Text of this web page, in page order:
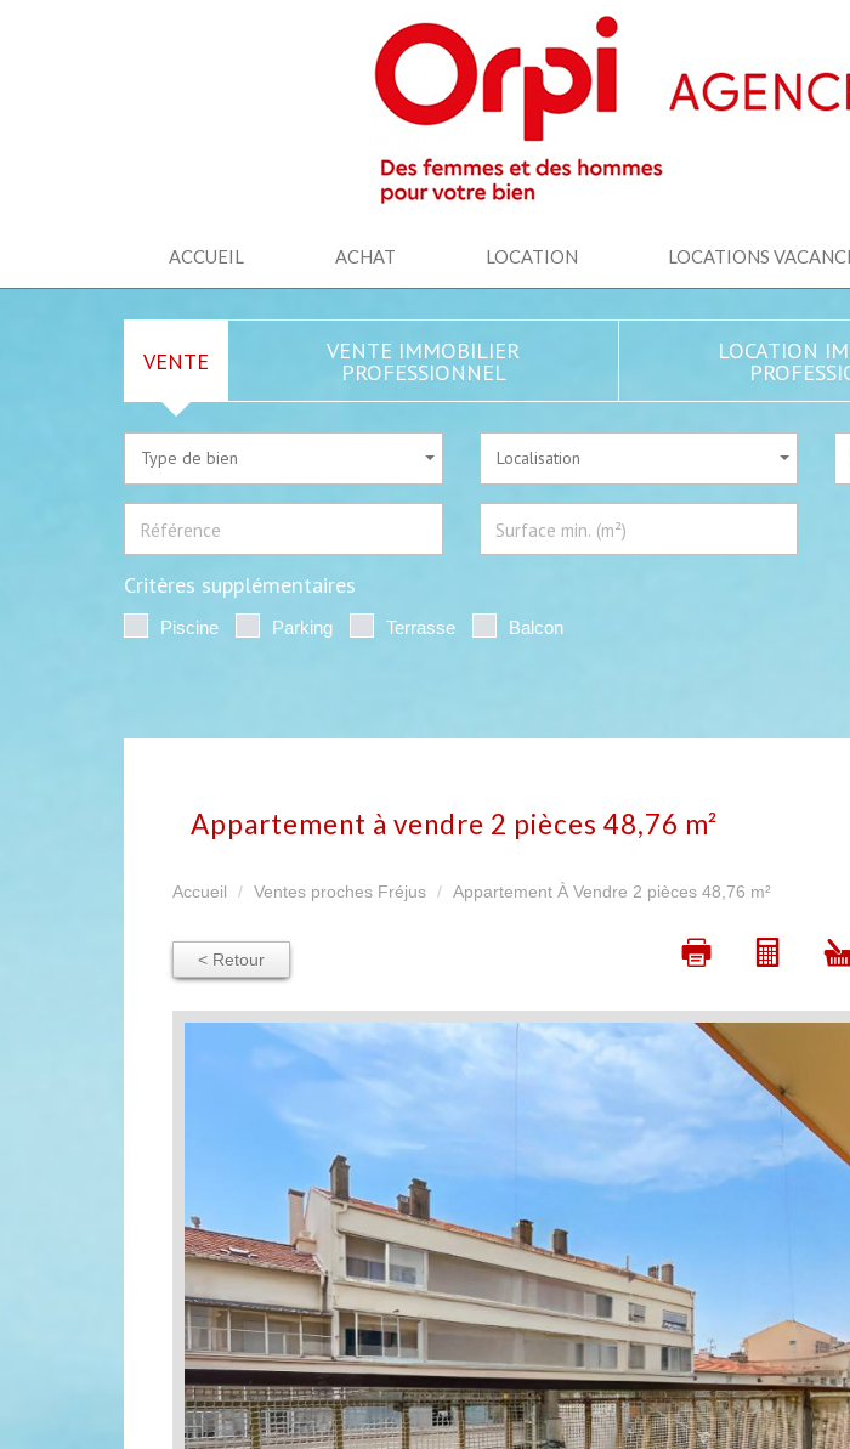
ACCUEIL ACHAT LOCATION LOCATIONS
VENTE VENTE IMMOBILIER
PROFESSIONNEL
LOCATION
Type de bien Localisation
Critères supplémentaires
Piscine Parking Terrasse Balcon
appartement à vendre 2 pièces 48,76 m²
Accueil Ventes proches Fréjus Appartement À Vendre 2 pièces 48,76 m²
< Retour